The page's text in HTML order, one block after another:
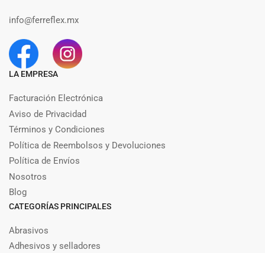
info@ferreflex.mx
LA EMPRESA
Facturación Electrónica
Aviso de Privacidad
Términos y Condiciones
Política de Reembolsos y Devoluciones
Política de Envíos
Nosotros
Blog
CATEGORÍAS PRINCIPALES
Abrasivos
Adhesivos y selladores